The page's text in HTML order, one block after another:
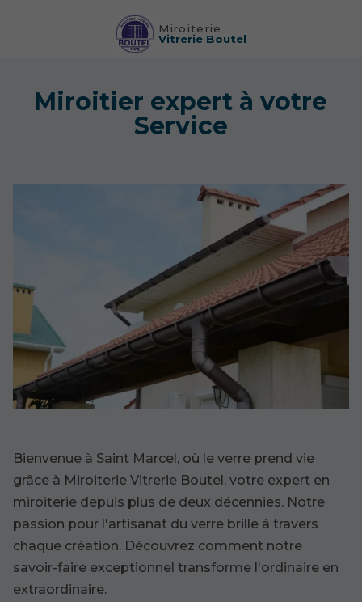
Miroiterie
Vitrerie Boutel
Miroitier expert à votre
Service
Bienvenue à Saint Marcel, où le verre prend vie
grâce à Miroiterie Vitrerie Boutel, votre expert en
miroiterie depuis plus de deux décennies. Notre
passion pour l'artisanat du verre brille à travers
chaque création. Découvrez comment notre
savoir-faire exceptionnel transforme l'ordinaire en
extraordinaire.